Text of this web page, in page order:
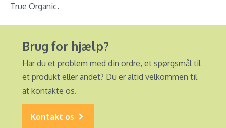
True Organic.
Brug for hjælp?
Har du et problem med din ordre, et spørgsmål til
et produkt eller andet? Du er altid velkommen til
at kontakte os.
Kontakt os